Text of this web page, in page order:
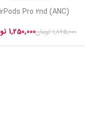
Pro 2nd (ANC)
1,875,000 تومان1,250,000